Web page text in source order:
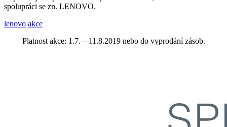
spolupráci se zn. LENOVO.
lenovo akce
Platnost akce: 1.7. – 11.8.2019 nebo do vyprodání zásob.